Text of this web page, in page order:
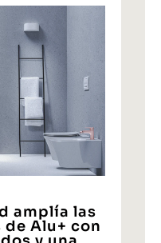
amplía las
Alu+ con